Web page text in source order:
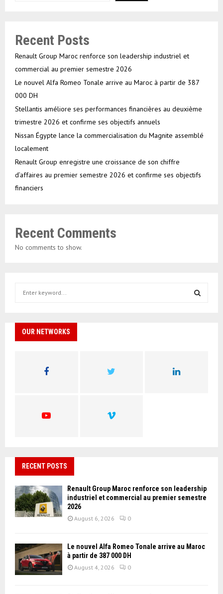
Recent Posts
Renault Group Maroc renforce son leadership industriel et
commercial au premier semestre 2026
Le nouvel Alfa Romeo Tonale arrive au Maroc à partir de 387
000 DH
Stellantis améliore ses performances financières au deuxième
trimestre 2026 et confirme ses objectifs annuels
Nissan Égypte lance la commercialisation du Magnite assemblé
localement
Renault Group enregistre une croissance de son chiffre
d’affaires au premier semestre 2026 et confirme ses objectifs
financiers
Recent Comments
No comments to show.
h
OUR NETWORKS
RECENT POSTS
Renault Group Maroc renforce son leadership
industriel et commercial au premier semestre
2026
August 6, 2026 0
Le nouvel Alfa Romeo Tonale arrive au Maroc
à partir de 387 000 DH
August 4, 2026 0